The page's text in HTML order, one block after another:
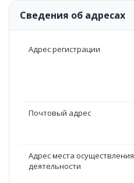
Сведения об адресах
Адрес регистрации
Почтовый адрес
Адрес места осуществления
деятельности